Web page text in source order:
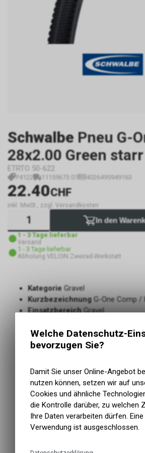
Schwalbe Pneu G-
28x2.00 Green
ETRTO 50-622
P4122 11159673.01 4026495949163
22.40CHF
inkl. MwSt., zzgl. Versandkosten
In den
1 - 3 Tage lieferbar
Versand
1 - 3 Tage lieferbar
Abholung VELOIN Zweirad-Werkstatt
KategorieGravel
KurzbezeichnungG-One Comp /
EinsatzbereichGravel
Tread CompoundGreen
Mit Pannenschutzja
Schnelles Profil für
Einsatz
Gute Rollwiderstand, hohe
Green Compound - ein Gummi
nachwachsenden und recycelten
Durchgehende dreilagige Karkasse
Welche Datenschutz-
bevorzugen Sie?
Damit Sie unser Online-Angebot
nutzen können, setzen wir auf
Cookies und ähnliche
die Kontrolle darüber, zu welchen
Ihre Daten verarbeiten dürfen.
Verwendung ist ausgeschlossen.